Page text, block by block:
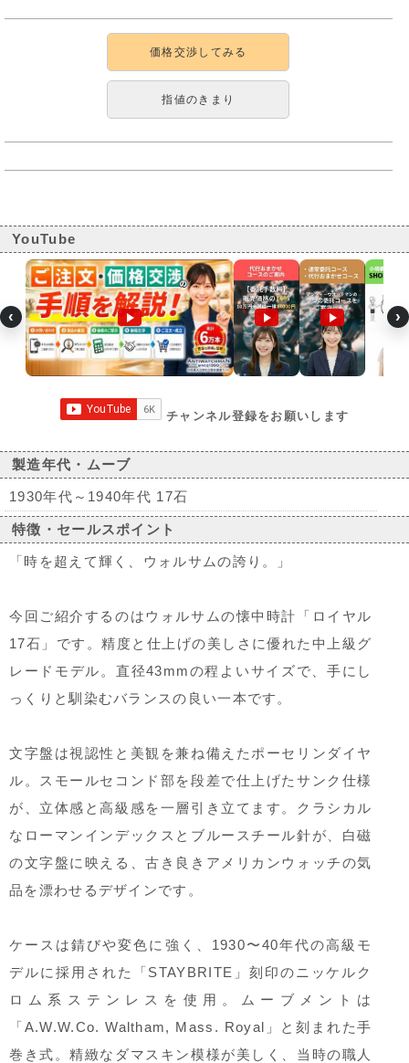
価格交渉してみる
指値のきまり
YouTube
‹ ›
チャンネル登録をお願いします
製造年代・ムーブ
1930年代～1940年代 17石
特徴・セールスポイント
「時を超えて輝く、ウォルサムの誇り。」
今回ご紹介するのはウォルサムの懐中時計「ロイヤル
17石」です。精度と仕上げの美しさに優れた中上級グ
レードモデル。直径43mmの程よいサイズで、手にし
っくりと馴染むバランスの良い一本です。
文字盤は視認性と美観を兼ね備えたポーセリンダイヤ
ル。スモールセコンド部を段差で仕上げたサンク仕様
が、立体感と高級感を一層引き立てます。クラシカル
なローマンインデックスとブルースチール針が、白磁
の文字盤に映える、古き良きアメリカンウォッチの気
品を漂わせるデザインです。
ケースは錆びや変色に強く、1930〜40年代の高級モ
デルに採用された「STAYBRITE」刻印のニッケルク
ロム系ステンレスを使用。ムーブメントは
「A.W.W.Co. Waltham, Mass. Royal」と刻まれた手
巻き式。精緻なダマスキン模様が美しく、当時の職人